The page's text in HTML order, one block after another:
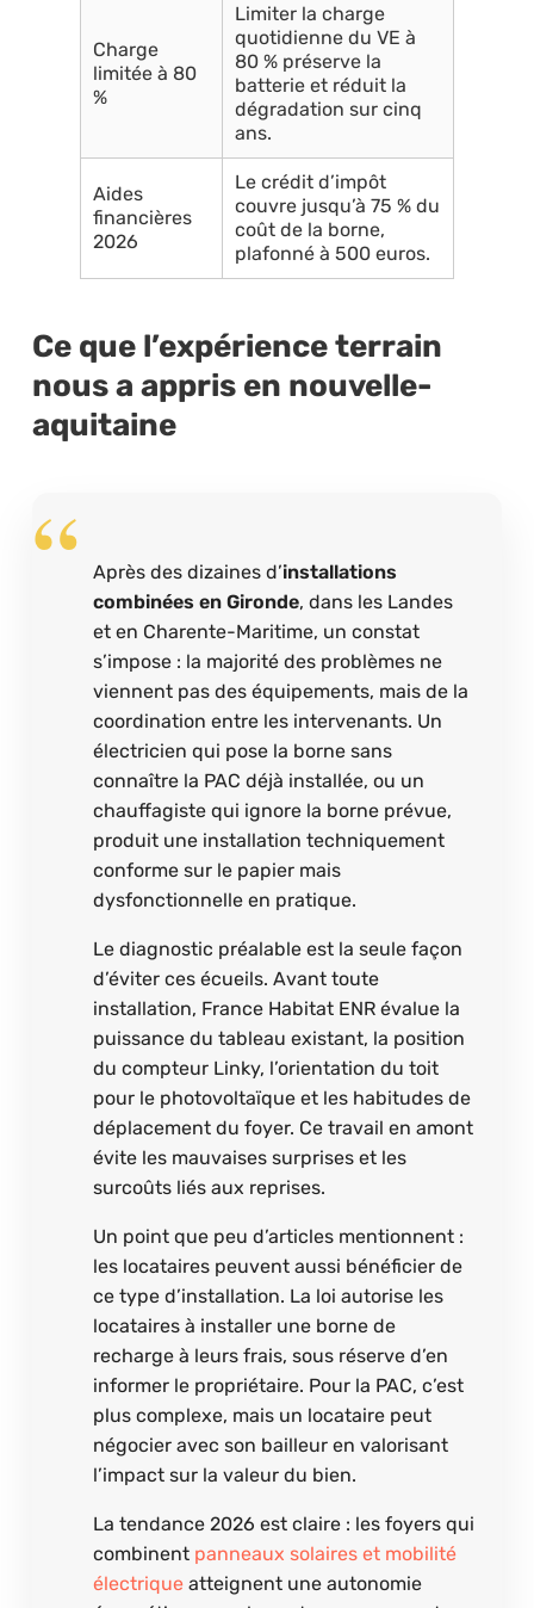
Charge
limitée à 80
%
Limiter la charge
quotidienne du VE à
80 % préserve la
batterie et réduit la
dégradation sur cinq
ans.
Aides
financières
2026
Le crédit d’impôt
couvre jusqu’à 75 % du
coût de la borne,
plafonné à 500 euros.
Ce que l’expérience terrain
nous a appris en nouvelle-
aquitaine
Après des dizaines d’installations
combinées en Gironde, dans les Landes
et en Charente-Maritime, un constat
s’impose : la majorité des problèmes ne
viennent pas des équipements, mais de la
coordination entre les intervenants. Un
électricien qui pose la borne sans
connaître la PAC déjà installée, ou un
chauffagiste qui ignore la borne prévue,
produit une installation techniquement
conforme sur le papier mais
dysfonctionnelle en pratique.
Le diagnostic préalable est la seule façon
d’éviter ces écueils. Avant toute
installation, France Habitat ENR évalue la
puissance du tableau existant, la position
du compteur Linky, l’orientation du toit
pour le photovoltaïque et les habitudes de
déplacement du foyer. Ce travail en amont
évite les mauvaises surprises et les
surcoûts liés aux reprises.
Un point que peu d’articles mentionnent :
les locataires peuvent aussi bénéficier de
ce type d’installation. La loi autorise les
locataires à installer une borne de
recharge à leurs frais, sous réserve d’en
informer le propriétaire. Pour la PAC, c’est
plus complexe, mais un locataire peut
négocier avec son bailleur en valorisant
l’impact sur la valeur du bien.
La tendance 2026 est claire : les foyers qui
combinent panneaux solaires et mobilité
électrique atteignent une autonomie